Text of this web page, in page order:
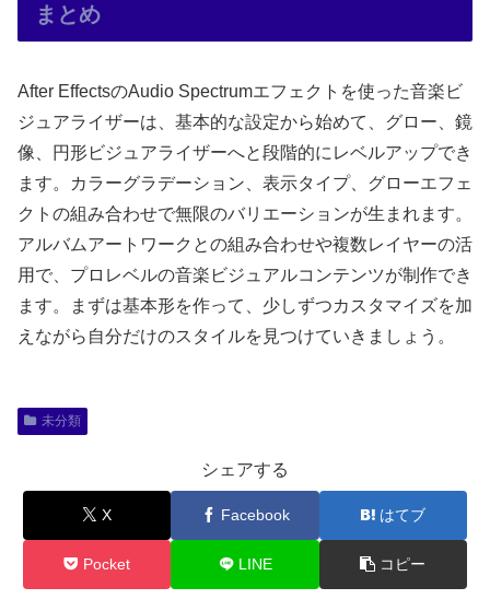
まとめ
After EffectsのAudio Spectrumエフェクトを使った音楽ビ
ジュアライザーは、基本的な設定から始めて、グロー、鏡
像、円形ビジュアライザーへと段階的にレベルアップでき
ます。カラーグラデーション、表示タイプ、グローエフェ
クトの組み合わせで無限のバリエーションが生まれます。
アルバムアートワークとの組み合わせや複数レイヤーの活
用で、プロレベルの音楽ビジュアルコンテンツが制作でき
ます。まずは基本形を作って、少しずつカスタマイズを加
えながら自分だけのスタイルを見つけていきましょう。
未分類
シェアする
X Facebook はてブ
Pocket LINE コピー